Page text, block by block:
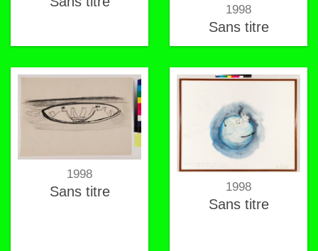
1998
Sans titre
1998
Sans titre 1998
Sans titre